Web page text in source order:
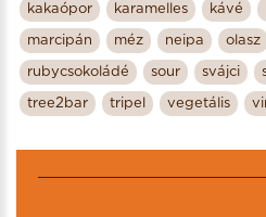
kakaópor karamelles kávé
marcipán méz neipa olasz
rubycsokoládé sour svájci
tree2bar tripel vegetális